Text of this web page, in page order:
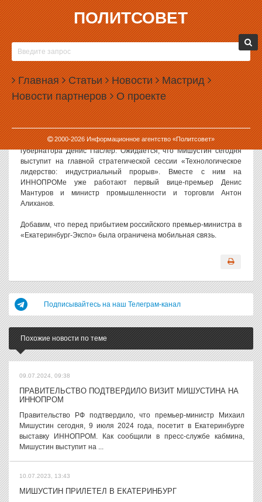
ПОЛИТСОВЕТ
Главная Статьи Новости Мастрид
Новости партнеров О проекте
2000-2026Информационное агентство «Политсовет»
08.07.2025, 15:04
МИШУСТИН ПРИБЫЛ В ЕКАТЕРИНБУРГ
В Екатеринбург прилетел председатель правительства России
Михаил Мишустин. Из аэропорта он сразу отправится на
выставку «Иннопром» в «Екатеринбург-Экспо».
Как сообщает департамент информационной политики региона,
в аэропорту премьер-министра встретили полномочный
представитель президента в УрФО Артем Жога и врио
губернатора Денис Паслер. Ожидается, что Мишустин сегодня
выступит на главной стратегической сессии «Технологическое
лидерство: индустриальный прорыв». Вместе с ним на
ИННОПРОМе уже работают первый вице-премьер Денис
Мантуров и министр промышленности и торговли Антон
Алиханов.
Добавим, что перед прибытием российского премьер-министра в
«Екатеринбург-Экспо» была ограничена мобильная связь.
Подписывайтесь на наш Телеграм-канал
Похожие новости по теме
09.07.2024, 09:38
ПРАВИТЕЛЬСТВО ПОДТВЕРДИЛО ВИЗИТ МИШУСТИНА НА
ИННОПРОМ
Правительство РФ подтвердило, что премьер-министр Михаил
Мишустин сегодня, 9 июля 2024 года, посетит в Екатеринбурге
выставку ИННОПРОМ. Как сообщили в пресс-службе кабмина,
Мишустин выступит на ...
10.07.2023, 13:43
МИШУСТИН ПРИЛЕТЕЛ В ЕКАТЕРИНБУРГ